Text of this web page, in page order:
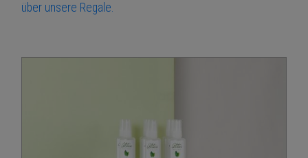
über unsere Regale.